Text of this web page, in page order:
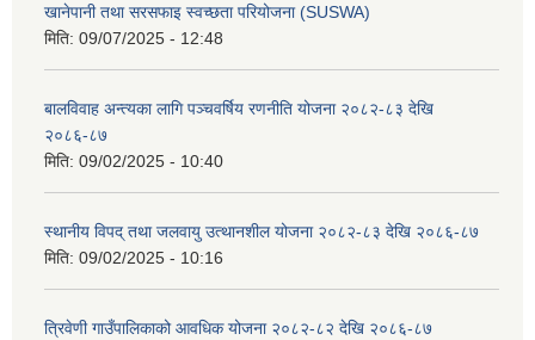
खानेपानी तथा सरसफाइ स्वच्छता परियोजना (SUSWA)
मिति: 09/07/2025 - 12:48
बालविवाह अन्त्यका लागि पञ्चवर्षिय रणनीति योजना २०८२-८३ देखि
२०८६-८७
मिति: 09/02/2025 - 10:40
स्थानीय विपद् तथा जलवायु उत्थानशील योजना २०८२-८३ देखि २०८६-८७
मिति: 09/02/2025 - 10:16
त्रिवेणी गाउँपालिकाको आवधिक योजना २०८२-८२ देखि २०८६-८७